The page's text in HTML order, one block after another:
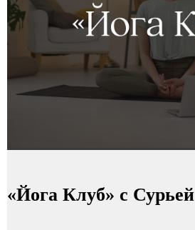
«Йога Клуб» с Сурьей